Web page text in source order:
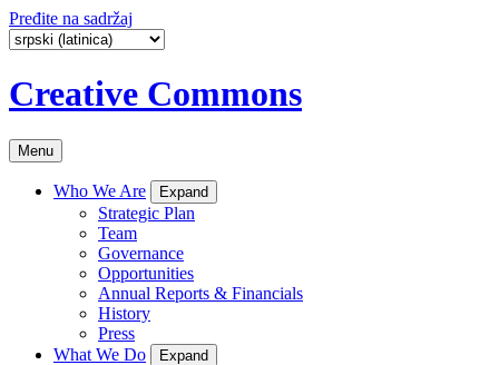
Pređite na sadržaj
Creative Commons
Menu
Who We Are Expand
Strategic Plan
Team
Governance
Opportunities
Annual Reports & Financials
History
Press
What We Do
Expand